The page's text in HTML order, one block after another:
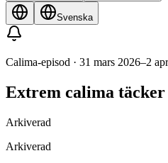
Svenska
Calima-episod · 31 mars 2026–2
Extrem calima
Arkiverad
Arkiverad